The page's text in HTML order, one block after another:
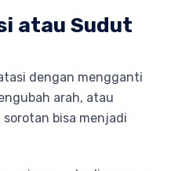
atau Sudut
dengan mengganti
arah, atau
bisa menjadi